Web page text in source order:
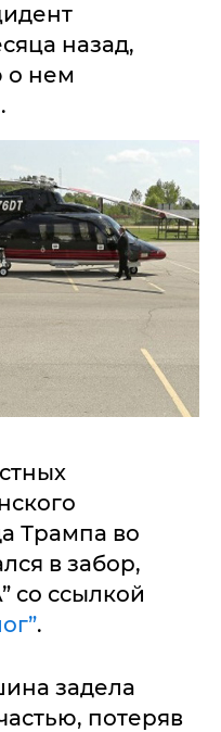
назад,
о нем
Трампа во
в забор,
со ссылкой
.
задела
потеряв